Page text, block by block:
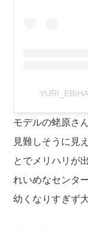
モデルの蛯原さ
見難しそうに見
とでメリハリが
れいめなセンタ
幼くなりすぎず